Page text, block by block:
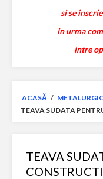
si se
in urma
intre
ACASĂ /
TEAVA SUDATA
TEAVA